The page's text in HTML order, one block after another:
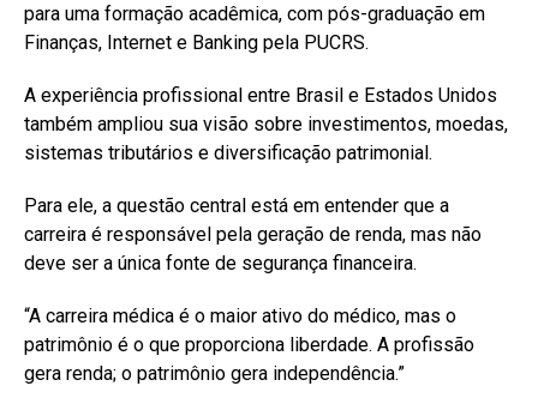
para uma formação acadêmica, com pós-graduação em
Finanças, Internet e Banking pela PUCRS.
A experiência profissional entre Brasil e Estados Unidos
também ampliou sua visão sobre investimentos, moedas,
sistemas tributários e diversificação patrimonial.
Para ele, a questão central está em entender que a
carreira é responsável pela geração de renda, mas não
deve ser a única fonte de segurança financeira.
“A carreira médica é o maior ativo do médico, mas o
patrimônio é o que proporciona liberdade. A profissão
gera renda; o patrimônio gera independência.”